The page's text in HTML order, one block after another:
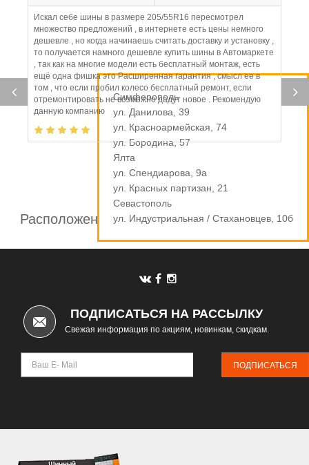
Искал себе шины в размере 205/55R16 пересмотрел
множество предложений , в интернете есть цены немного
дешевле , но когда начинаешь считать доставку и установку ,
то получается намного дешевле купить шины в Автомаркете
, так как на многие модели есть бесплатный монтаж, есть
ещё одна фишка это Расширенная гарантия , смысл ее в
том , что если пробил колесо бесплатный ремонт, если
отремонтировать не возможно дадут новое . Рекомендую
данную компанию
Расположение шинных центров компании
Симферополь
ул. Данилова, 39
ул. Красноармейская, 74
ул. Бородина, 57
Ялта
ул. Спендиарова, 9а
ул. Красных партизан, 21
Севастополь
ул. Индустриальная / Стахановцев, 10б
ПОДПИСАТЬСЯ НА РАССЫЛКУ
Свежая информация по акциям, новинкам, скидкам.
ПОДПИСАТЬСЯ